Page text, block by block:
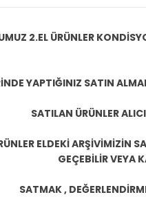
2.EL ÜRÜNLER
YAPTIĞINIZ SATIN
SATILAN ÜRÜNLER
ELDEKİ ARŞİVİMİZİN
GEÇEBİLİR VEYA
SATMAK ,